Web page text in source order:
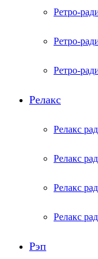
Ретро-
Ретро-
Ретро-
Релакс
Релакс
Релакс
Релакс
Релакс
Рэп